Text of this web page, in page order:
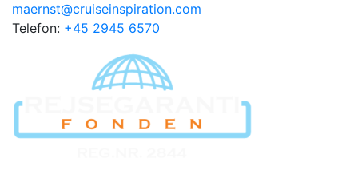
maernst@cruiseinspiration.com
Telefon: +45 2945 6570